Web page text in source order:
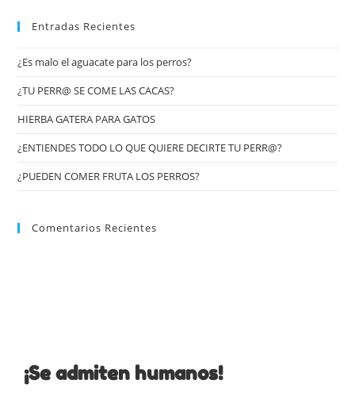
Entradas Recientes
¿Es malo el aguacate para los perros?
¿TU PERR@ SE COME LAS CACAS?
HIERBA GATERA PARA GATOS
¿ENTIENDES TODO LO QUE QUIERE DECIRTE TU PERR@?
¿PUEDEN COMER FRUTA LOS PERROS?
Comentarios Recientes
¡Se admiten humanos!